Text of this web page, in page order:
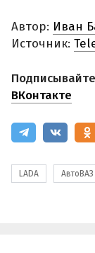
Автор: Иван
Источник:
ВКонтакте
LADA АвтоВАЗ